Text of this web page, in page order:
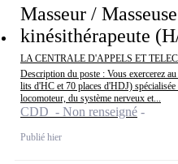
Masseur / Masseuse
kinésithérapeute
LA CENTRALE D'APPELS ET
Description du poste : Vous exercerez
lits d'HC et 70 places d'HDJ)
locomoteur, du système nerveux et...
CDD - Non renseigné
Publié hier